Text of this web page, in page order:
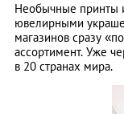
Необычные принты
ювелирными
магазинов сразу
ассортимент. Уже
в 20 странах мира.